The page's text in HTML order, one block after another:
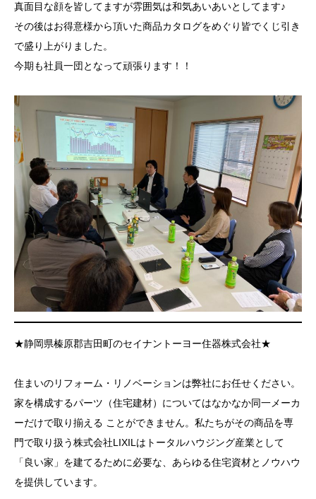
真面目な顔を皆してますが雰囲気は和気あいあいとしてます♪
その後はお得意様から頂いた商品カタログをめぐり皆でくじ引き
で盛り上がりました。
今期も社員一団となって頑張ります！！
★静岡県榛原郡吉田町のセイナントーヨー住器株式会社★
住まいのリフォーム・リノベーションは弊社にお任せください。
家を構成するパーツ（住宅建材）についてはなかなか同一メーカ
ーだけで取り揃える ことができません。私たちがその商品を専
門で取り扱う株式会社LIXILはトータルハウジング産業として
「良い家」を建てるために必要な、あらゆる住宅資材とノウハウ
を提供しています。